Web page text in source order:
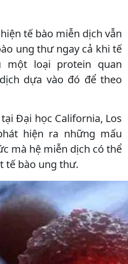
tế bào miễn dịch vẫn
ung thư ngay cả khi tế
một loại protein quan
dựa vào đó để theo
Đại học California, Los
hiện ra những mấu
mà hệ miễn dịch có thể
tế bào ung thư.